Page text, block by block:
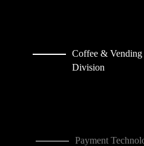
Coffee & Vending
Division
Payment